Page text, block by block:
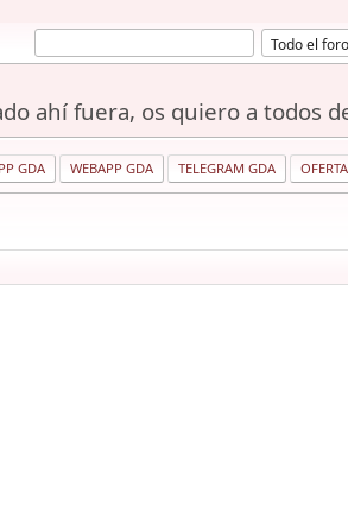
ahí fuera, os quiero a todos
GDA WEBAPP GDA TELEGRAM GDA